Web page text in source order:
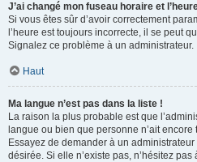
J’ai changé mon fuseau horaire et
Si vous êtes sûr d’avoir correctement
l’heure est toujours incorrecte, il se peut
Signalez ce problème à un administrateur.
Haut
Ma langue n’est pas dans la liste !
La raison la plus probable est que
langue ou bien que personne n’ait
Essayez de demander à un
désirée. Si elle n’existe pas, n’hésitez